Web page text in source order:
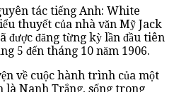
tác tiếng Anh: White
thuyết của nhà văn Mỹ Jack
được đăng từng kỳ lần đầu tiên
5 đến tháng 10 năm 1906.
về cuộc hành trình của một
là Nanh Trắng, sống trong